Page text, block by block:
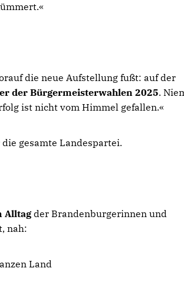
die neue Aufstellung fußt: auf der
der Bürgermeisterwahlen 2025.
ist nicht vom Himmel gefallen.«
gesamte Landespartei.
Alltagder Brandenburgerinnen und
nah:
Land